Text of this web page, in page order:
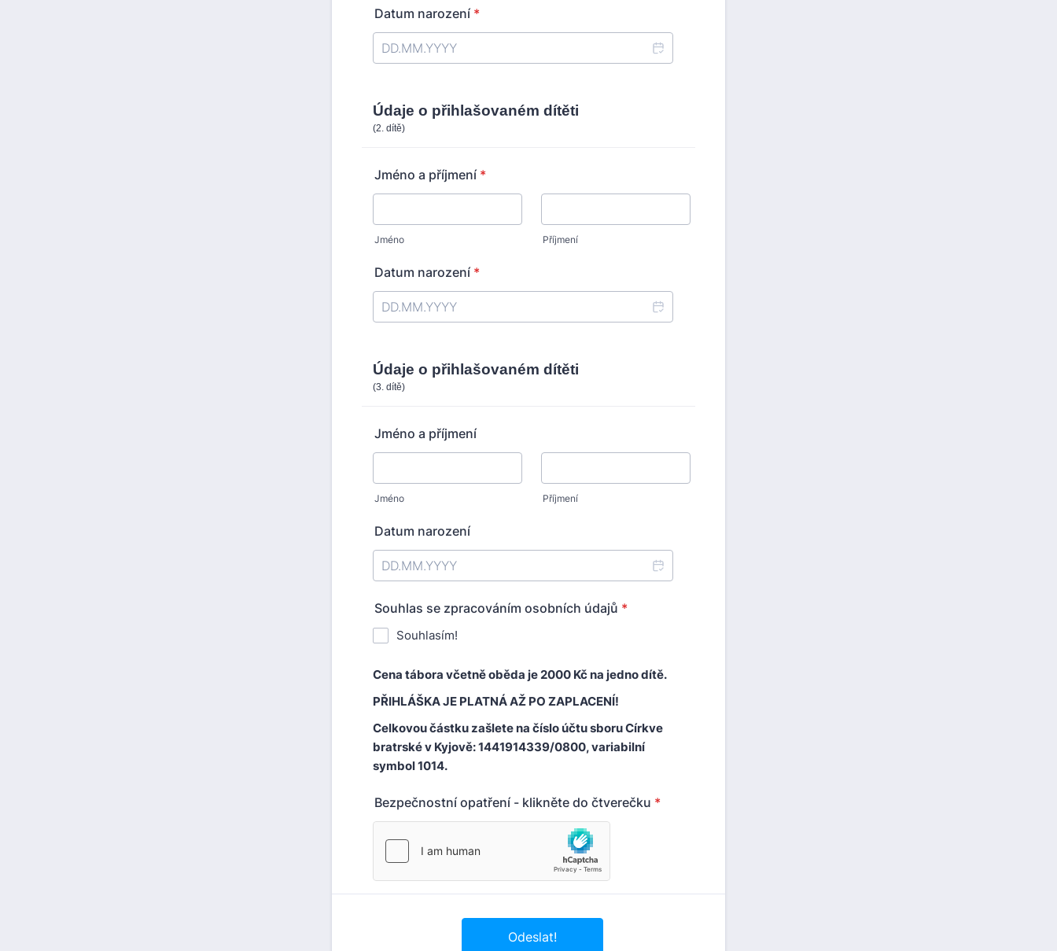
Datum narození *
Údaje o přihlašovaném dítěti
(2. dítě)
Jméno a příjmení *
Jméno Příjmení
Datum narození *
Údaje o přihlašovaném dítěti
(3. dítě)
Jméno a příjmení
Jméno Příjmení
Datum narození
Souhlas se zpracováním osobních údajů *
Souhlasím!
Cena tábora včetně oběda je 2000 Kč na jedno dítě.
PŘIHLÁŠKA JE PLATNÁ AŽ PO ZAPLACENÍ!
Celkovou částku zašlete na číslo účtu sboru Církve
bratrské v Kyjově: 1441914339/0800, variabilní
symbol 1014.
Bezpečnostní opatření - klikněte do čtverečku *
Odeslat!